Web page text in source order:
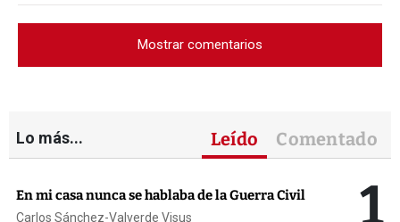
Mostrar comentarios
Lo más... Leído Comentado
En mi casa nunca se hablaba de la Guerra Civil
Carlos Sánchez-Valverde Visus 1